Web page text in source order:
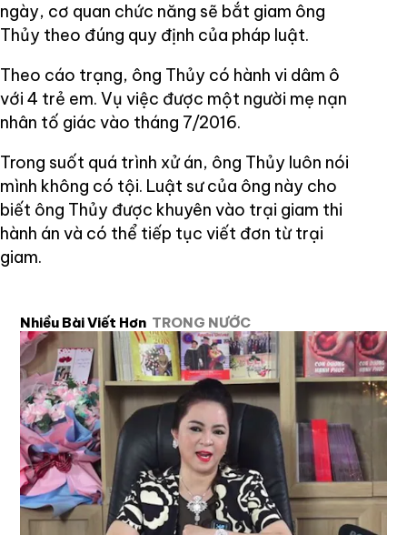
ngày, cơ quan chức năng sẽ bắt giam ông
Thủy theo đúng quy định của pháp luật.
Theo cáo trạng, ông Thủy có hành vi dâm ô
với 4 trẻ em. Vụ việc được một người mẹ nạn
nhân tố giác vào tháng 7/2016.
Trong suốt quá trình xử án, ông Thủy luôn nói
mình không có tội. Luật sư của ông này cho
biết ông Thủy được khuyên vào trại giam thi
hành án và có thể tiếp tục viết đơn từ trại
giam.
Nhiều Bài Viết Hơn TRONG NƯỚC